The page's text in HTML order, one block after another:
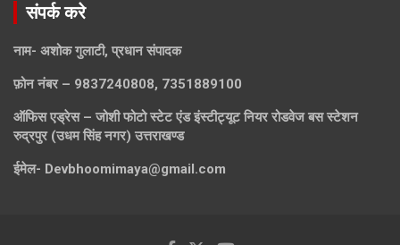
संपर्क करे
नाम- अशोक गुलाटी, प्रधान संपादक
फ़ोन नंबर – 9837240808, 7351889100
ऑफिस एड्रेस – जोशी फोटो स्टेट एंड इंस्टीट्यूट नियर रोडवेज बस स्टेशन
रुद्रपुर (उधम सिंह नगर) उत्तराखण्ड
ईमेल- Devbhoomimaya@gmail.com